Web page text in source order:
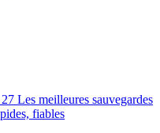
Les meilleures sauvegardes
fiables